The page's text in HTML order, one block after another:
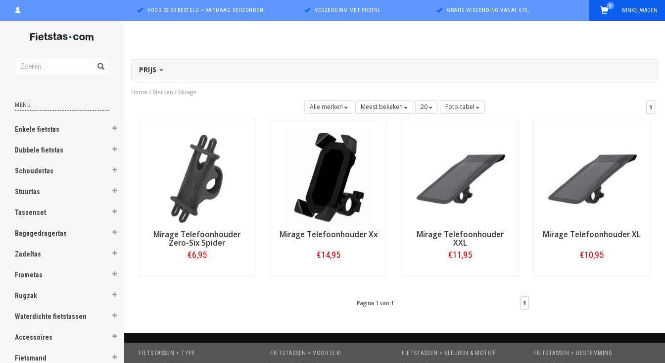
VOOR 22:00 BESTELD = VANDAAG VERZONDEN! VERZENDING MET POSTNL GRATIS VERZENDING VANAF €75,- WINKELWAGEN
0
MENU
Enkele fietstas
Dubbele fietstas
Schoudertas
Stuurtas
Tassenset
Bagagedragertas
Zadeltas
Frametas
Rugzak
Waterdichte fietstassen
Accessoires
Fietsmand
PRIJS
Home / Merken / Mirage
Alle merken Meest bekeken 20 Foto-tabel 1
Mirage Telefoonhouder
Zero-Six Spider
€6,95
Mirage Telefoonhouder Xx
€14,95
Mirage Telefoonhouder
XXL
€11,95
Mirage Telefoonhouder XL
€10,95
Pagina 1 van 1 1
FIETSTASSEN > TYPE FIETSTASSEN > VOOR ELK! FIETSTASSEN > KLEUREN & MOTIEF FIETSTASSEN > BESTEMMING